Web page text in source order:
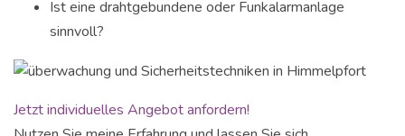
Ist eine drahtgebundene oder Funkalarmanlage
sinnvoll?
Jetzt individuelles Angebot anfordern!